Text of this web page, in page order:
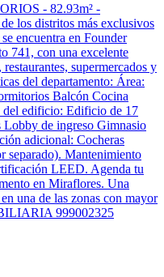
- 82.93m² -
los distritos más exclusivos
encuentra en Founder
741, con una excelente
supermercados y
del departamento: Área:
Balcón Cocina
del edificio: Edificio de 17
Lobby de ingreso Gimnasio
adicional: Cocheras
separado). Mantenimiento
LEED. Agenda tu
en Miraflores. Una
una de las zonas con mayor
999002325